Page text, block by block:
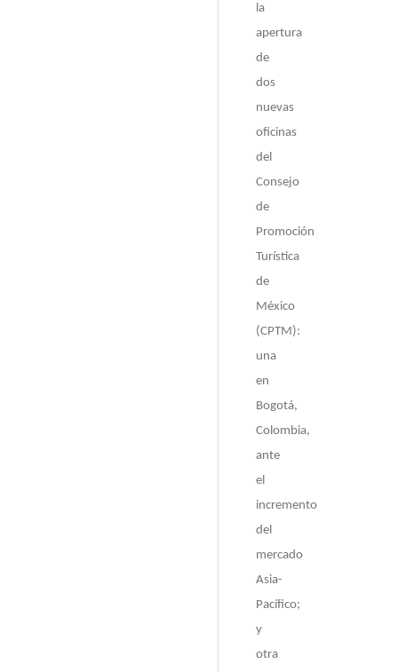
la
apertura
de
dos
nuevas
oficinas
del
Consejo
de
Promoción
Turística
de
México
(CPTM):
una
en
Bogotá,
Colombia,
ante
el
incremento
del
mercado
Asia-
Pacífico;
y
otra